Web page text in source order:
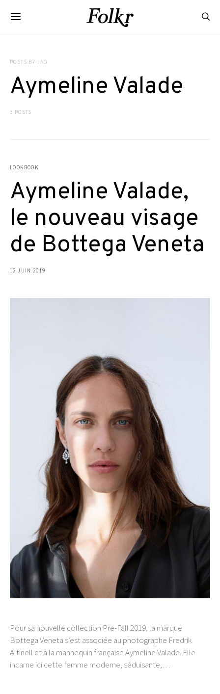
POSTS BY TAG
Aymeline Valade
3 POSTS
LOOKBOOK
Aymeline Valade,
le nouveau visage
de Bottega Veneta
12 JUIN 2019
Pour sa nouvelle collection Pre-Fall 2019, la marque
Bottega Veneta s’est associée au photographe Fredrik
Altinell et à la mannequin française Aymeline Valade. Elle
incarne ici cette femme moderne, séduisante,…